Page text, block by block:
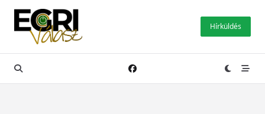
Skip
content
Hírküldés